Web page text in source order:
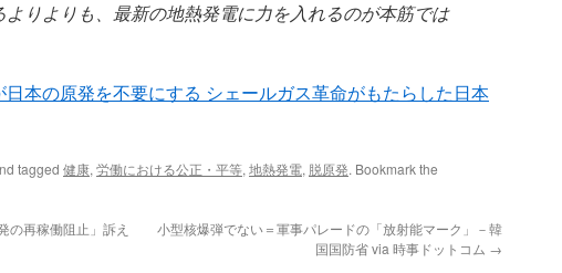
りよりも、最新の地熱発電に力を入れるのが本筋では
本の原発を不要にする シェールガス革命がもたらした日本
tagged 健康, 労働における公正・平等, 地熱発電, 脱原発. Bookmark the
再稼働阻止」訴え
小型核爆弾でない＝軍事パレードの「放射能マーク」－韓
国国防省 via 時事ドットコム →